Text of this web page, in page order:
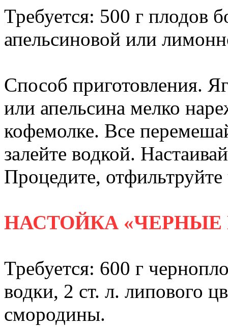
Требуется: 500 г плодов
апельсиновой или
Способ приготовления.
или апельсина мелко
кофемолке. Все
залейте водкой.
Процедите,
НАСТОЙКА «ЧЕРНЫЕ
Требуется: 600 г
водки, 2 ст. л. липового
смородины.